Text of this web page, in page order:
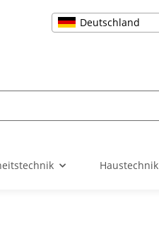
Deutschland
Haustechnik